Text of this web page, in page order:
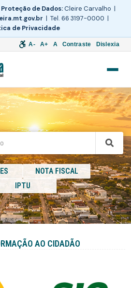
de Dados:Cleire Carvalho |
| Tel. 66 3197-0000 |
de Privacidade
A- A+ A Contraste Dislexia
NOTA FISCAL
IPTU
AO CIDADÃO